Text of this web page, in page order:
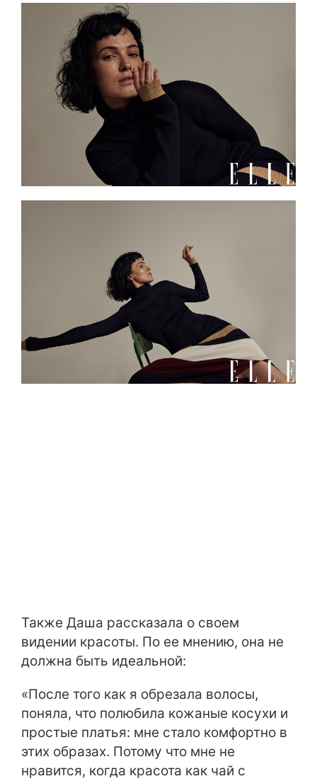
Также Даша рассказала о своем
видении красоты. По ее мнению, она не
должна быть идеальной:
«После того как я обрезала волосы,
поняла, что полюбила кожаные косухи и
простые платья: мне стало комфортно в
этих образах. Потому что мне не
нравится, когда красота как чай с